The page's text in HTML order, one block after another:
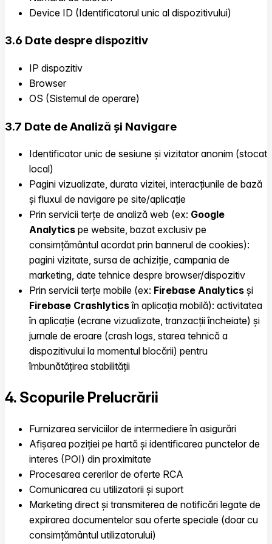
Device ID (Identificatorul unic al dispozitivului)
3.6 Date despre dispozitiv
IP dispozitiv
Browser
OS (Sistemul de operare)
3.7 Date de Analiză și Navigare
Identificator unic de sesiune și vizitator anonim (stocat
local)
Pagini vizualizate, durata vizitei, interacțiunile de bază
și fluxul de navigare pe site/aplicație
Prin servicii terțe de analiză web (ex: Google
Analytics pe website, bazat exclusiv pe
consimțământul acordat prin bannerul de cookies):
pagini vizitate, sursa de achiziție, campania de
marketing, date tehnice despre browser/dispozitiv
Prin servicii terțe mobile (ex: Firebase Analytics și
Firebase Crashlyticsîn aplicația mobilă): activitatea
în aplicație (ecrane vizualizate, tranzacții încheiate) și
jurnale de eroare (crash logs, starea tehnică a
dispozitivului la momentul blocării) pentru
îmbunătățirea stabilității
4. Scopurile Prelucrării
Furnizarea serviciilor de intermediere în asigurări
Afișarea poziției pe hartă și identificarea punctelor de
interes (POI) din proximitate
Procesarea cererilor de oferte RCA
Comunicarea cu utilizatorii și suport
Marketing direct și transmiterea de notificări legate de
expirarea documentelor sau oferte speciale (doar cu
consimțământul utilizatorului)